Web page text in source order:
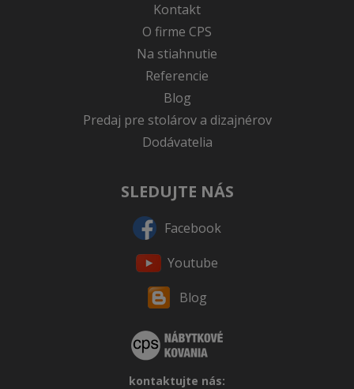
Kontakt
O firme CPS
Na stiahnutie
Referencie
Blog
Predaj pre stolárov a dizajnérov
Dodávatelia
SLEDUJTE NÁS
Facebook
Youtube
Blog
kontaktujte nás: